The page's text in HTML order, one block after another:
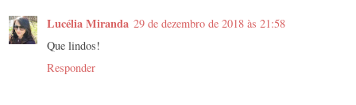
Lucélia Miranda 29 de dezembro de 2018 às 21:58
Que lindos!
Responder